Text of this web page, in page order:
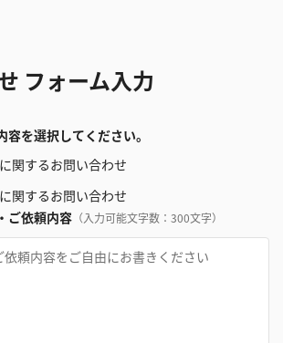
フォーム入力
容を選択してください。
関するお問い合わせ
関するお問い合わせ
ご依頼内容 （入力可能文字数：300文字）